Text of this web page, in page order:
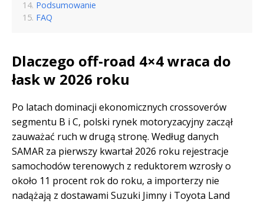
Podsumowanie
FAQ
Dlaczego off-road 4×4 wraca do
łask w 2026 roku
Po latach dominacji ekonomicznych crossoverów
segmentu B i C, polski rynek motoryzacyjny zaczął
zauważać ruch w drugą stronę. Według danych
SAMAR za pierwszy kwartał 2026 roku rejestracje
samochodów terenowych z reduktorem wzrosły o
około 11 procent rok do roku, a importerzy nie
nadążają z dostawami Suzuki Jimny i Toyota Land